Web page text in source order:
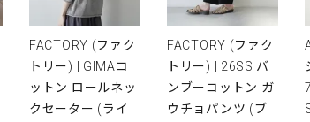
FACTORY (ファク
トリー) | GIMAコ
ットン ロールネッ
クセーター (ライ
FACTORY (ファク
トリー) | 26SS バ
ンブーコットン ガ
ウチョパンツ (ブ